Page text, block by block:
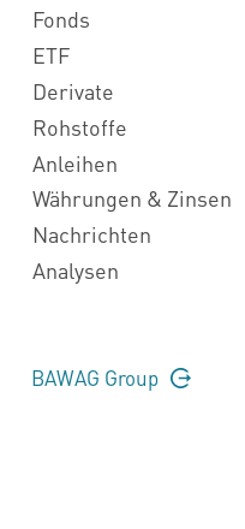
Fonds
ETF
Derivate
Rohstoffe
Anleihen
Währungen & Zinsen
Nachrichten
Analysen
BAWAG Group